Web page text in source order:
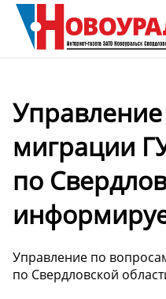
миграции
по
Управление по
по Свердловской